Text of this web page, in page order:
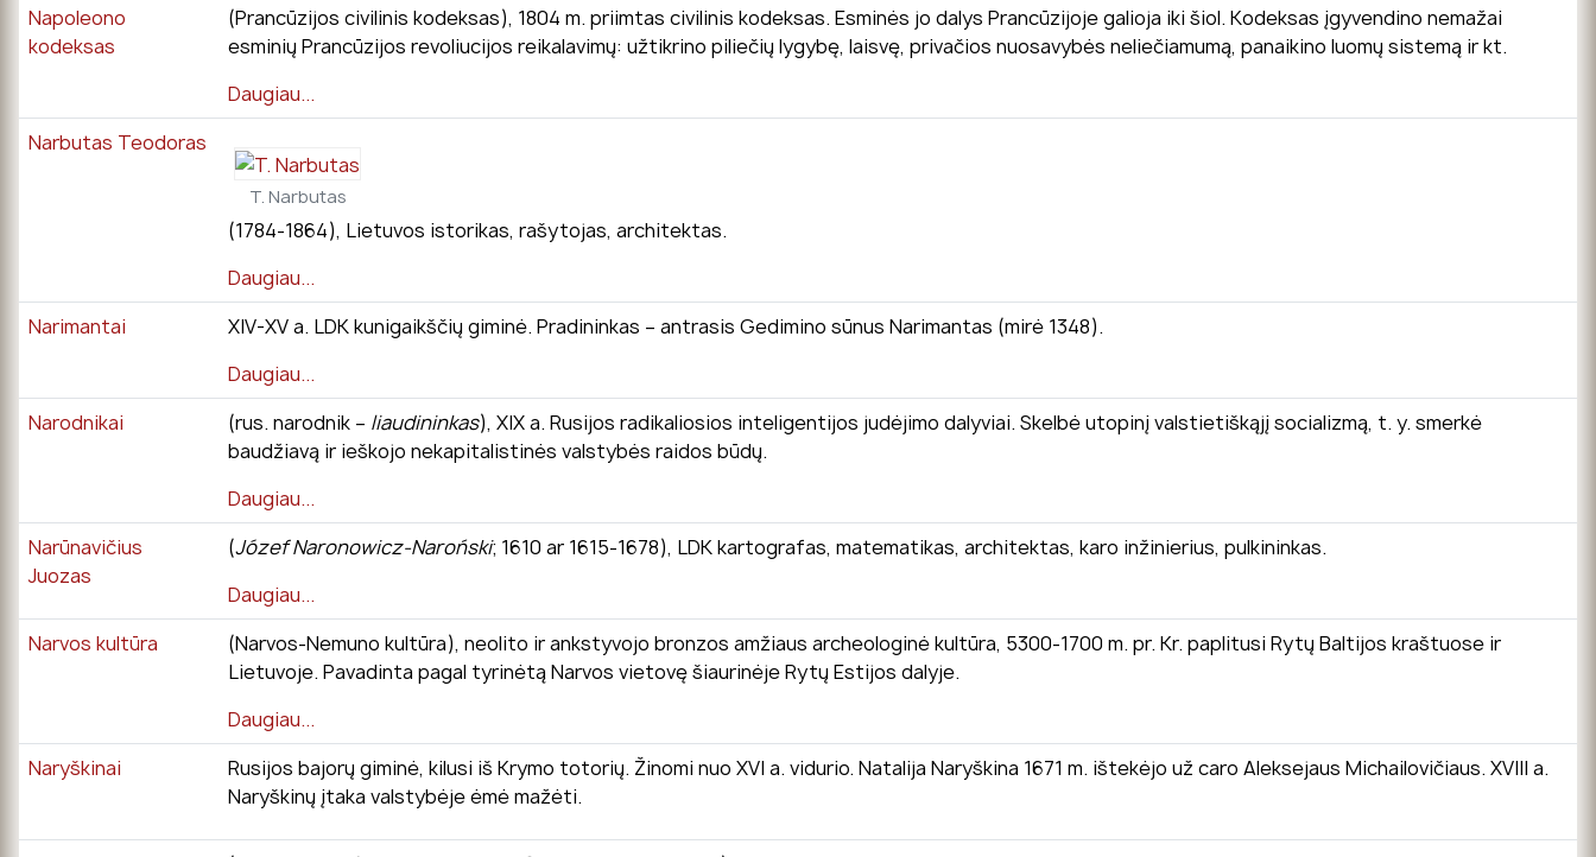
Napoleono
kodeksas
(Prancūzijos civilinis kodeksas), 1804 m. priimtas civilinis kodeksas. Esminės jo dalys Prancūzijoje galioja iki šiol. Kodeksas įgyvendino nemažai
esminių Prancūzijos revoliucijos reikalavimų: užtikrino piliečių lygybę, laisvę, privačios nuosavybės neliečiamumą, panaikino luomų sistemą ir kt.
Daugiau...
Narbutas Teodoras
T. Narbutas
(1784-1864), Lietuvos istorikas, rašytojas, architektas.
Daugiau...
Narimantai
XIV-XV a. LDK kunigaikščių giminė. Pradininkas – antrasis Gedimino sūnus Narimantas (mirė 1348).
Daugiau...
Narodnikai
(rus. narodnik – liaudininkas), XIX a. Rusijos radikaliosios inteligentijos judėjimo dalyviai. Skelbė utopinį valstietiškąjį socializmą, t. y. smerkė
baudžiavą ir ieškojo nekapitalistinės valstybės raidos būdų.
Daugiau...
Narūnavičius
Juozas
(Józef Naronowicz-Naroński; 1610 ar 1615-1678), LDK kartografas, matematikas, architektas, karo inžinierius, pulkininkas.
Daugiau...
Narvos kultūra
(Narvos-Nemuno kultūra), neolito ir ankstyvojo bronzos amžiaus archeologinė kultūra, 5300-1700 m. pr. Kr. paplitusi Rytų Baltijos kraštuose ir
Lietuvoje. Pavadinta pagal tyrinėtą Narvos vietovę šiaurinėje Rytų Estijos dalyje.
Daugiau...
Naryškinai
Rusijos bajorų giminė, kilusi iš Krymo totorių. Žinomi nuo XVI a. vidurio. Natalija Naryškina 1671 m. ištekėjo už caro Aleksejaus Michailovičiaus. XVIII a.
Naryškinų įtaka valstybėje ėmė mažėti.